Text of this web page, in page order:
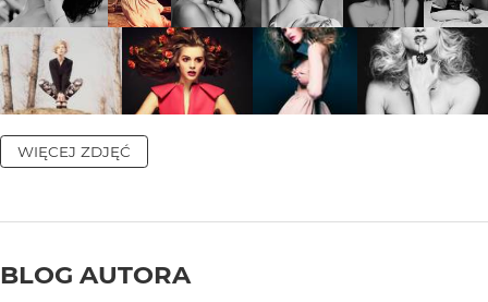
WIĘCEJ ZDJĘĆ
BLOG AUTORA